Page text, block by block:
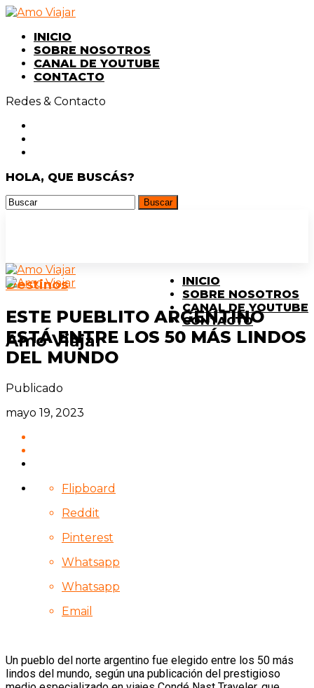
INICIO
SOBRE NOSOTROS
CANAL DE YOUTUBE
CONTACTO
Redes & Contacto
HOLA, QUE BUSCÁS?
Amo Viajar
INICIO
SOBRE NOSOTROS
CANAL DE YOUTUBE
CONTACTO
Destinos
ESTE PUEBLITO ARGENTINO
ESTÁ ENTRE LOS 50 MÁS LINDOS
DEL MUNDO
Publicado
mayo 19, 2023
Flipboard
Reddit
Pinterest
Whatsapp
Whatsapp
Email
Un pueblo del norte argentino fue elegido entre los 50 más
lindos del mundo, según una publicación del prestigioso